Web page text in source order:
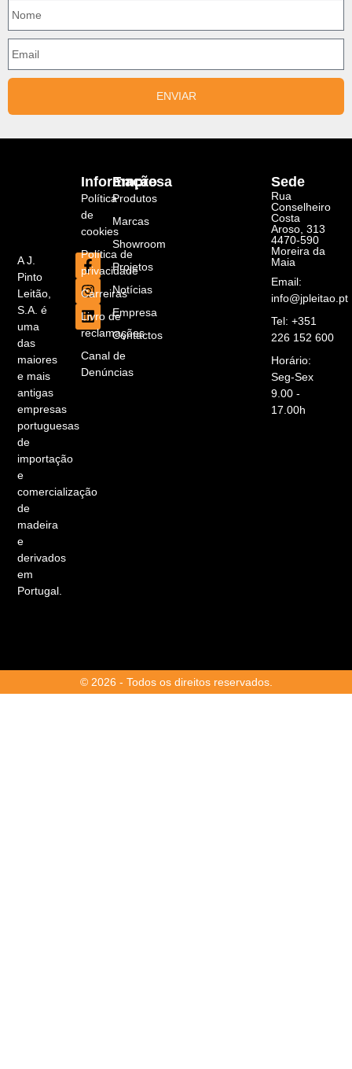
ENVIAR
A J.
Pinto
Leitão,
S.A. é
uma
das
maiores
e mais
antigas
empresas
portuguesas
de
importação
e
comercialização
de
madeira
e
derivados
em
Portugal.
Empresa
Produtos
Marcas
Showroom
Projetos
Notícias
Empresa
Contactos
Informação
Política
de
cookies
Política de
privacidade
Carreiras
Livro de
reclamações
Canal de
Denúncias
Sede
Rua
Conselheiro
Costa
Aroso, 313
4470-590
Moreira da
Maia
Email:
info@jpleitao.pt
Tel: +351
226 152 600
Horário:
Seg-Sex
9.00 -
17.00h
© 2026 - Todos os direitos reservados.